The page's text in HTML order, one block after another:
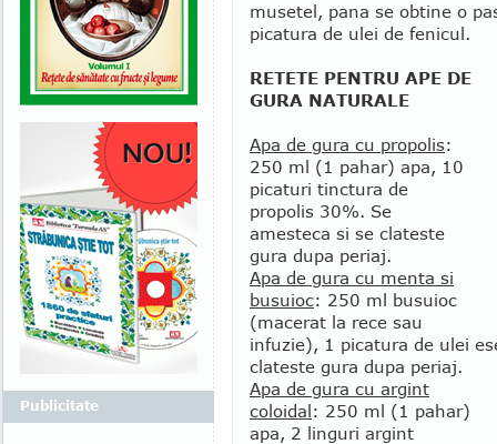
musetel, pana se obtine o
picatura de ulei de fenicul.
RETETE PENTRU APE DE
GURA NATURALE
Apa de gura cu propolis:
250 ml (1 pahar) apa, 10
picaturi tinctura de
propolis 30%. Se
amesteca si se clateste
gura dupa periaj.
Apa de gura cu menta si
busuioc: 250 ml busuioc
(macerat la rece sau
infuzie), 1 picatura de ulei
clateste gura dupa periaj.
Apa de gura cu argint
coloidal: 250 ml (1 pahar)
apa, 2 linguri argint
Publicitate